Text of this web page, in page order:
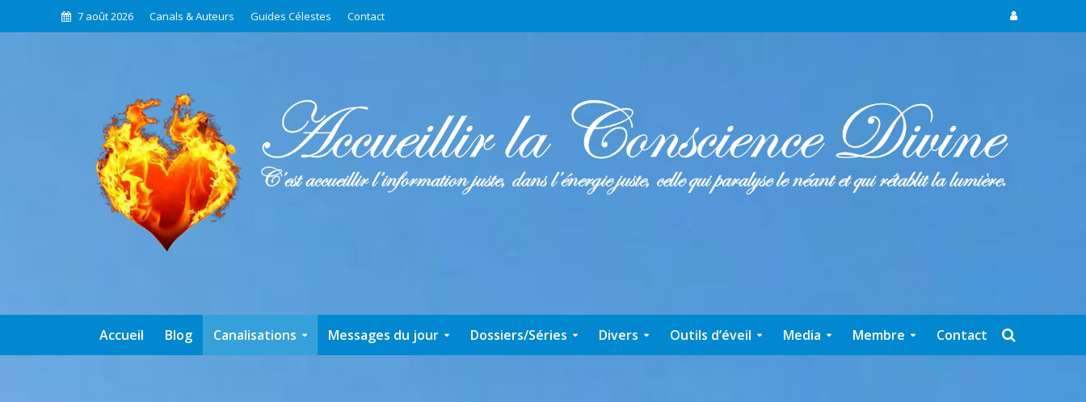
7 août 2026 Canals & Auteurs Guides Célestes Contact
Accueil Blog Canalisations Messages du jour Dossiers/Séries Divers Outils d’éveil Media Membre Contact